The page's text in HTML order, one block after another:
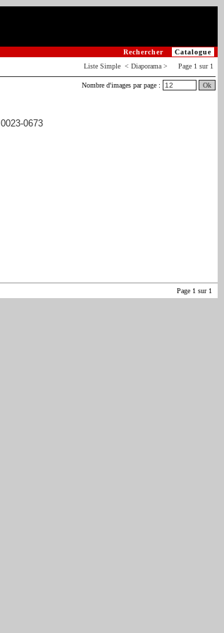
Catalogue
Rechercher
Liste Simple < Diaporama > Page 1 sur 1
Nombre d'images par page : Ok
Page 1 sur 1